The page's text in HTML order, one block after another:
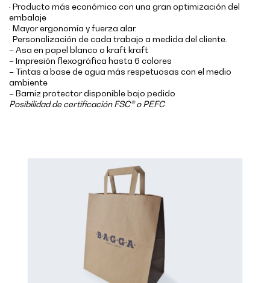
· Producto más económico con una gran optimización del
embalaje
· Mayor ergonomía y fuerza alar.
· Personalización de cada trabajo a medida del cliente.
– Asa en papel blanco o kraft kraft
– Impresión flexográfica hasta 6 colores
– Tintas a base de agua más respetuosas con el medio
ambiente
– Barniz protector disponible bajo pedido
Posibilidad de certificación FSC® o PEFC